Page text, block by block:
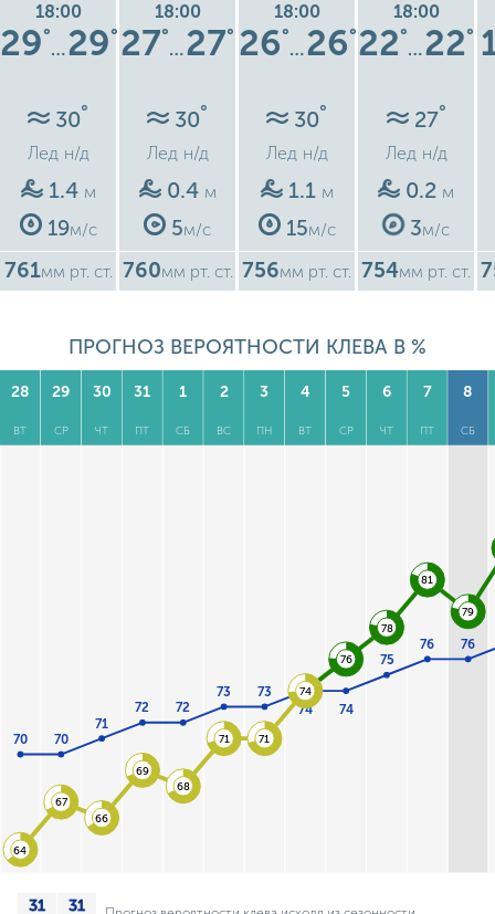
18:00
29°
…29°
30°
Лед н/д
1.4 м
19м/с
761мм рт. ст.
18:00
27°
…27°
30°
Лед н/д
0.4 м
5м/с
760мм рт. ст.
18:00
26°
…26°
30°
Лед н/д
1.1 м
15м/с
756мм рт. ст.
18:00
22°
…22°
27°
Лед н/д
0.2 м
3м/с
754мм рт. ст.
ПРОГНОЗ ВЕРОЯТНОСТИ КЛЕВА В %
28
ВТ
29
СР
30
ЧТ
31
ПТ
1
СБ
2
ВС
3
ПН
4
ВТ
5
СР
6
ЧТ
7
ПТ
8
СБ
70 70
71
72 72
73 73
74 74
75
76 76
64
67
66
69
68
71 71
74
76
78
81
79